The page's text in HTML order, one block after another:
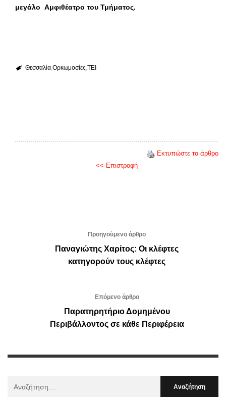
μεγάλο Αμφιθέατρο του Τμήματος.
Θεσσαλία Ορκωμοσίες ΤΕΙ
Εκτυπώστε το άρθρο
<< Επιστροφή
Προηγούμενο άρθρο
Παναγιώτης Χαρίτος: Οι κλέφτες
κατηγορούν τους κλέφτες
Επόμενο άρθρο
Παρατηρητήριο Δομημένου
Περιβάλλοντος σε κάθε Περιφέρεια